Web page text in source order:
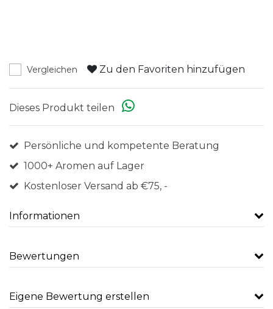
Vergleichen Zu den Favoriten hinzufügen
Dieses Produkt teilen
Persönliche und kompetente Beratung
1000+ Aromen auf Lager
Kostenloser Versand ab €75, -
Informationen
Bewertungen
Eigene Bewertung erstellen